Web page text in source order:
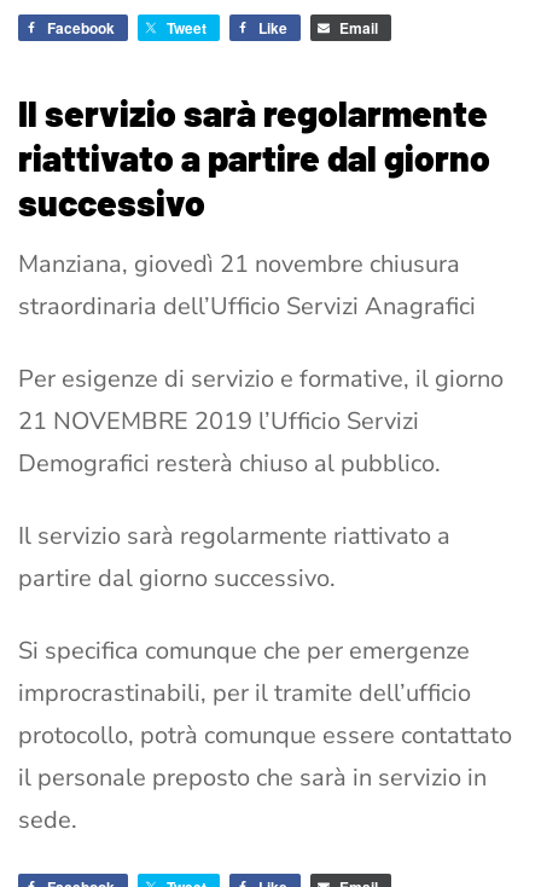
Facebook Tweet Like Email
Il servizio sarà regolarmente
riattivato a partire dal giorno
successivo
Manziana, giovedì 21 novembre chiusura
straordinaria dell’Ufficio Servizi Anagrafici
Per esigenze di servizio e formative, il giorno
21 NOVEMBRE 2019 l’Ufficio Servizi
Demografici resterà chiuso al pubblico.
Il servizio sarà regolarmente riattivato a
partire dal giorno successivo.
Si specifica comunque che per emergenze
improcrastinabili, per il tramite dell’ufficio
protocollo, potrà comunque essere contattato
il personale preposto che sarà in servizio in
sede.